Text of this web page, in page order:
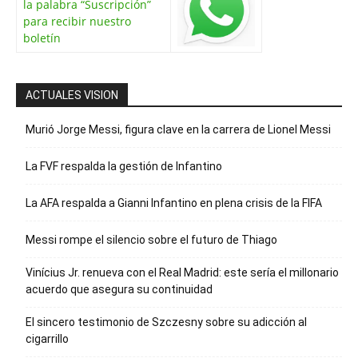
la palabra “Suscripción”
para recibir nuestro
boletín
ACTUALES VISION
Murió Jorge Messi, figura clave en la carrera de Lionel Messi
La FVF respalda la gestión de Infantino
La AFA respalda a Gianni Infantino en plena crisis de la FIFA
Messi rompe el silencio sobre el futuro de Thiago
Vinícius Jr. renueva con el Real Madrid: este sería el millonario
acuerdo que asegura su continuidad
El sincero testimonio de Szczesny sobre su adicción al
cigarrillo